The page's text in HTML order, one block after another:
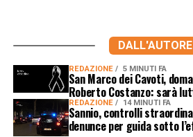
DALL'AUTORE
REDAZIONE 5 MINUTI FA
San Marco dei Cavoti,
Roberto Costanzo: sarà
REDAZIONE 14 MINUTI FA
Sannio, controlli
denunce per guida sotto